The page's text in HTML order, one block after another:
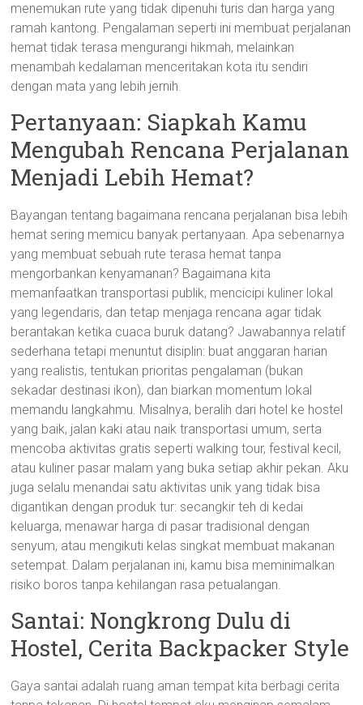
menemukan rute yang tidak dipenuhi turis dan harga yang
ramah kantong. Pengalaman seperti ini membuat perjalanan
hemat tidak terasa mengurangi hikmah, melainkan
menambah kedalaman menceritakan kota itu sendiri
dengan mata yang lebih jernih.
Pertanyaan: Siapkah Kamu
Mengubah Rencana Perjalanan
Menjadi Lebih Hemat?
Bayangan tentang bagaimana rencana perjalanan bisa lebih
hemat sering memicu banyak pertanyaan. Apa sebenarnya
yang membuat sebuah rute terasa hemat tanpa
mengorbankan kenyamanan? Bagaimana kita
memanfaatkan transportasi publik, mencicipi kuliner lokal
yang legendaris, dan tetap menjaga rencana agar tidak
berantakan ketika cuaca buruk datang? Jawabannya relatif
sederhana tetapi menuntut disiplin: buat anggaran harian
yang realistis, tentukan prioritas pengalaman (bukan
sekadar destinasi ikon), dan biarkan momentum lokal
memandu langkahmu. Misalnya, beralih dari hotel ke hostel
yang baik, jalan kaki atau naik transportasi umum, serta
mencoba aktivitas gratis seperti walking tour, festival kecil,
atau kuliner pasar malam yang buka setiap akhir pekan. Aku
juga selalu menandai satu aktivitas unik yang tidak bisa
digantikan dengan produk tur: secangkir teh di kedai
keluarga, menawar harga di pasar tradisional dengan
senyum, atau mengikuti kelas singkat membuat makanan
setempat. Dalam perjalanan ini, kamu bisa meminimalkan
risiko boros tanpa kehilangan rasa petualangan.
Santai: Nongkrong Dulu di
Hostel, Cerita Backpacker Style
Gaya santai adalah ruang aman tempat kita berbagi cerita